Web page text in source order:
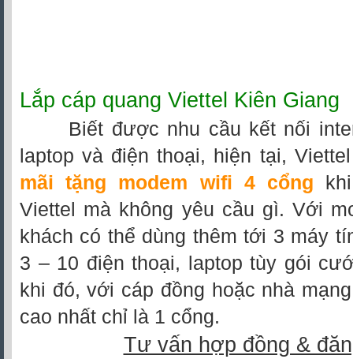
Lắp cáp quang Viettel Kiên Giang
Biết được nhu cầu kết nối
laptop và điện thoại, hiện tại,
mãi tặng modem wifi 4 cổng
Viettel mà không yêu cầu gì. Với
khách có thể dùng thêm tới 3 máy
3 – 10 điện thoại, laptop tùy gói
khi đó, với cáp đồng hoặc nhà
cao nhất chỉ là 1 cổng.
Tư vấn hợp đồng &